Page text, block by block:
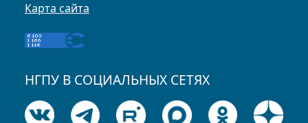
Карта сайта
НГПУ В СОЦИАЛЬНЫХ СЕТЯХ